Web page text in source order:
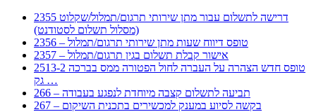
2355 דרישה לתשלום עבור מתן שירותי תרגום/תמלול/שקלוט
(מסלול תשלום לסטודנט)
2356 – טופס דיווח שעות מתן שירותי תרגום/תמלול
2357 – אישור קבלת תשלום בגין תרגום/תמלול
2513-2 טופס חדש הצהרה על העברה לחול הפטורה ממס בברכה
גק …
266 – תביעה לתשלום קצבה מיוחדת לנפגע בעבודה
267 – בקשה לסיוע במענק למכשירים בתכנית השיקום